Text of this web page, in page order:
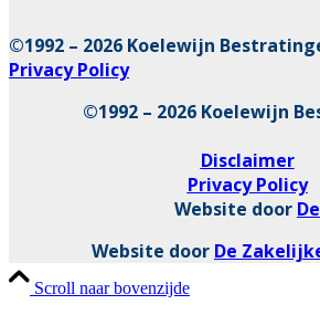
©1992 – 2026 Koelewijn
Privacy Policy
©1992 – 2026 Koelewijn
Disclaimer
Privacy Policy
Website door
Website door De
Scroll naar bovenzijde